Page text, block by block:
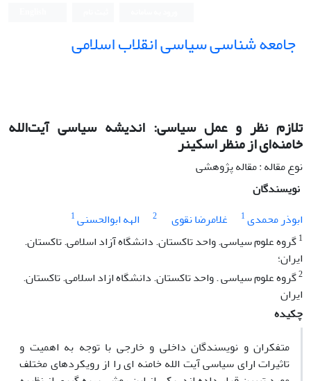
جامعه شناسی سیاسی انقلاب اسلامی
تلازم نظر و عمل سیاسی: اندیشه سیاسی آیت‌الله
خامنه‌ای از منظر اسکینر
نوع مقاله : مقاله پژوهشی
نویسندگان
ابوذر محمدی1 غلامرضا نقوی 2 الهه ابوالحسنی1
1گروه علوم سیاسی. واحد تاکستان. دانشگاه آزاد اسلامی. تاکستان.
ایران؛
2گروه علوم سیاسی . واحد تاکستان. دانشگاه ازاد اسلامی. تاکستان.
ایران
چکیده
متفکران و نویسندگان داخلی و خارجی با توجه به اهمیت و
تاثیرات ارای سیاسی آیت الله خامنه ای را از رویکردهای مختلف